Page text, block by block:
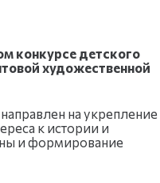
конкурсе детского
художественной
на укрепление
к истории и
и формирование